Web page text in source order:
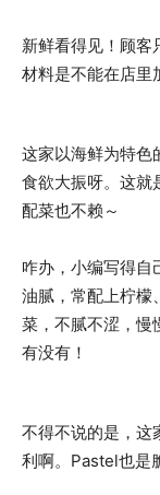
新鲜看得见！顾客
材料是不能在店里
这家以海鲜为特色
食欲大振呀。这就
配菜也不赖～
咋办，小编写得自
油腻，常配上柠檬
菜，不腻不涩，慢
有没有！
不得不说的是，这
利啊。Pastel也是